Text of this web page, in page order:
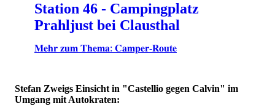
Station 46 - Campingplatz
Prahljust bei Clausthal
𝐌𝐞𝐡𝐫 𝐳𝐮𝐦 𝐓𝐡𝐞𝐦𝐚: 𝐂𝐚𝐦𝐩𝐞𝐫-𝐑𝐨𝐮𝐭𝐞
Stefan Zweigs Einsicht in "Castellio gegen Calvin" im
Umgang mit Autokraten: